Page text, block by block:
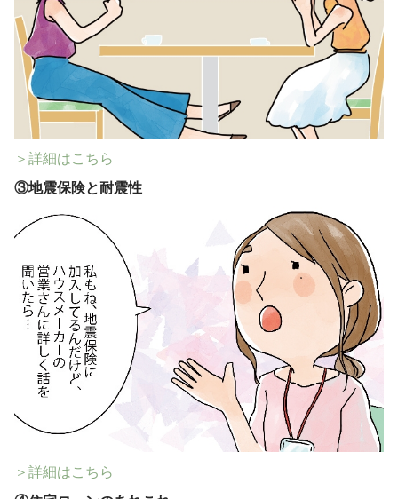
＞詳細はこちら
③地震保険と耐震性
＞詳細はこちら